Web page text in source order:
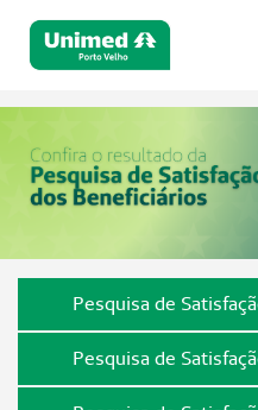
Pesquisa de
Pesquisa de